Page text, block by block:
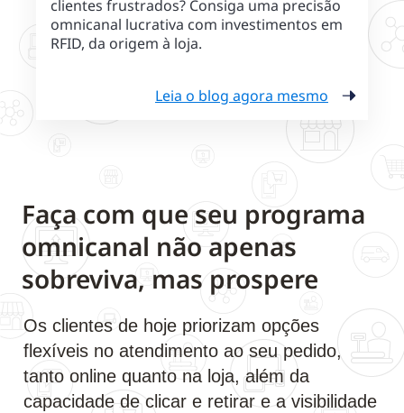
clientes frustrados? Consiga uma precisão
omnicanal lucrativa com investimentos em
RFID, da origem à loja.
Leia o blog agora mesmo
Faça com que seu programa
omnicanal não apenas
sobreviva, mas prospere
Os clientes de hoje priorizam opções
flexíveis no atendimento ao seu pedido,
tanto online quanto na loja, além da
capacidade de clicar e retirar e a visibilidade